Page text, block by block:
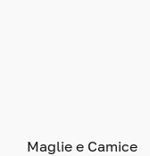
Maglie e Camice